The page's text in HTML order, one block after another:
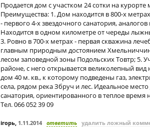
Продается дом с участком 24 сотки на
Преимущества: 1. Дом находится в 800-х
- первого 4-х звездочного санатория,
Находится в одном километре от череды
3. Ровно в 700-х метрах - первая скважина
главным природным достоянием
лесом заповедной зоны Подольских Товтр; 5.
районе, с него открывается великолепный
дом 40 м. кв., к которому подведены газ,
села, рядом река Збруч и лес. Идеальное
санатория, ориентированного в теплое
Тел. 066 052 39 09
ігорь, 1.11.2014 ответить удалить ложный